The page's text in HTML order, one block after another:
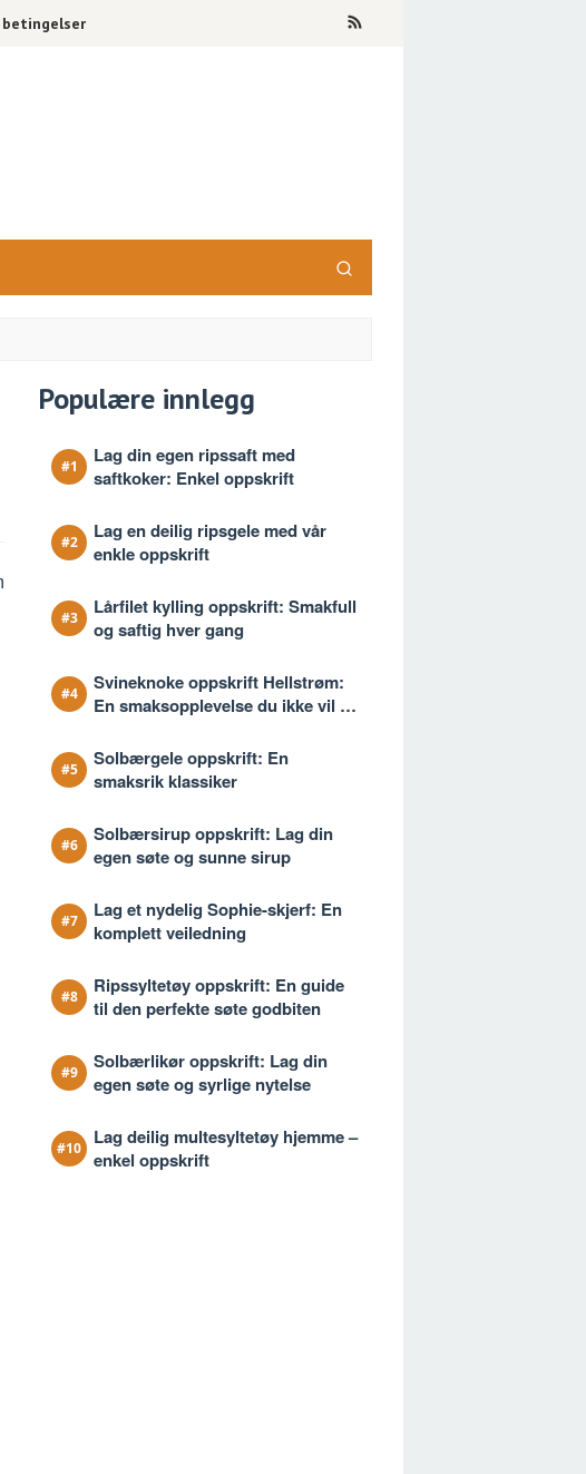
Populære innlegg
Lag din egen ripssaft med
saftkoker: Enkel oppskrift
Lag en deilig ripsgele med vår
enkle oppskrift
Lårfilet kylling oppskrift: Smakfull
og saftig hver gang
Svineknoke oppskrift Hellstrøm:
En smaksopplevelse du ikke vil gå
Solbærgele oppskrift: En
smaksrik klassiker
Solbærsirup oppskrift: Lag din
egen søte og sunne sirup
Lag et nydelig Sophie-skjerf: En
komplett veiledning
Ripssyltetøy oppskrift: En guide
til den perfekte søte godbiten
Solbærlikør oppskrift: Lag din
egen søte og syrlige nytelse
Lag deilig multesyltetøy hjemme –
enkel oppskrift